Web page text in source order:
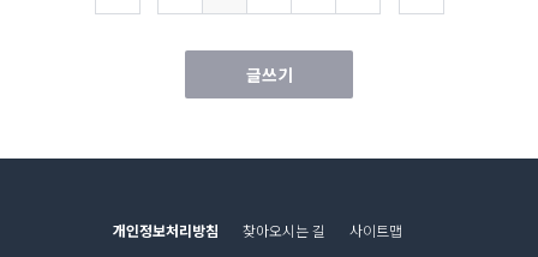
글쓰기
개인정보처리방침 찾아오시는 길 사이트맵